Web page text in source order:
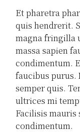
Et pharetra
quis hendrerit.
magna fringilla
massa sapien
condimentum.
faucibus purus.
semper quis.
ultrices mi
Facilisis mauris
condimentum.